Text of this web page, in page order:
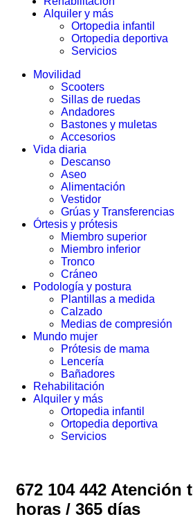
Alquiler y más
Ortopedia infantil
Ortopedia deportiva
Servicios
Movilidad
Scooters
Sillas de ruedas
Andadores
Bastones y muletas
Accesorios
Vida diaria
Descanso
Aseo
Alimentación
Vestidor
Grúas y Transferencias
Órtesis y prótesis
Miembro superior
Miembro inferior
Tronco
Cráneo
Podología y postura
Plantillas a medida
Calzado
Medias de compresión
Mundo mujer
Prótesis de mama
Lencería
Bañadores
Rehabilitación
Alquiler y más
Ortopedia infantil
Ortopedia deportiva
Servicios
672 104 442 Atención
horas / 365 días